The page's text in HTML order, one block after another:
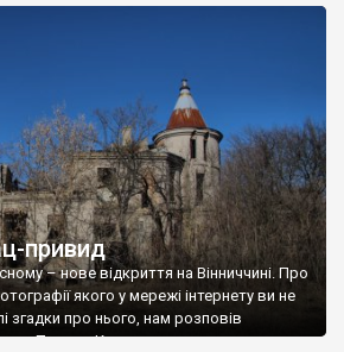
привид
– нове відкриття на Вінниччині. Про
якого у мережі інтернету ви не
згадки про нього, нам розповів
Палац у Красному вразив не лише